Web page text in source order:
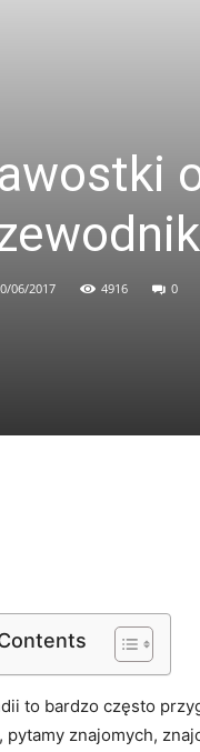
06/2017 4916 0
to bardzo często
pytamy znajomych,